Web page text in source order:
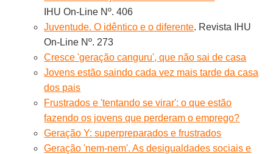
IHU On-Line Nº. 406
Juventude. O idêntico e o diferente. Revista IHU
On-Line Nº. 273
Cresce 'geração canguru', que não sai de casa
Jovens estão saindo cada vez mais tarde da casa
dos pais
Frustrados e 'tentando se virar': o que estão
fazendo os jovens que perderam o emprego?
Geração Y: superpreparados e frustrados
Geração 'nem-nem'. As desigualdades sociais e